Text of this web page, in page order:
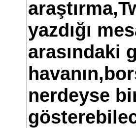
yazdığı
arasındaki
nerdeyse